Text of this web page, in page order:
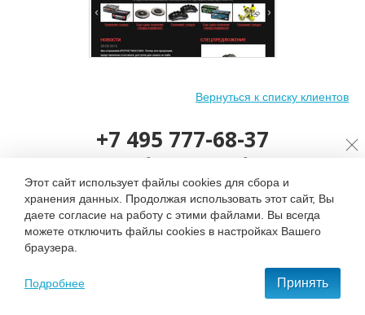
Разработка сайта для
SUPERBRAKES
(2015)
Вернуться к списку клиентов
+7 495 777-68-37
С нами удобно и приятно работать!
ОСТАВИТЬ ЗАЯВКУ
Контактная информация
Этот сайт использует файлы cookies для сбора и
хранения данных. Продолжая использовать этот сайт, Вы
даете согласие на работу с этими файлами. Вы всегда
можете отключить файлы cookies в настройках Вашего
браузера.
Подробнее Принять